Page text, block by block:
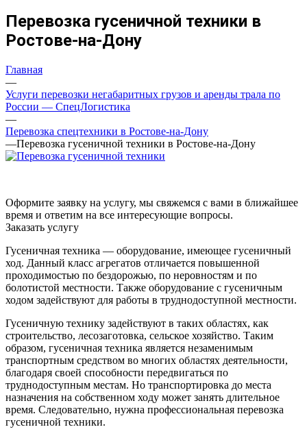
Перевозка гусеничной техники в
Ростове-на-Дону
Главная
—
Услуги перевозки негабаритных грузов и аренды трала по
России — СпецЛогистика
—
Перевозка спецтехники в Ростове-на-Дону
—Перевозка гусеничной техники в Ростове-на-Дону
Оформите заявку на услугу, мы свяжемся с вами в ближайшее
время и ответим на все интересующие вопросы.
Заказать услугу
Гусеничная техника — оборудование, имеющее гусеничный
ход. Данный класс агрегатов отличается повышенной
проходимостью по бездорожью, по неровностям и по
болотистой местности. Также оборудование с гусеничным
ходом задействуют для работы в труднодоступной местности.
Гусеничную технику задействуют в таких областях, как
строительство, лесозаготовка, сельское хозяйство. Таким
образом, гусеничная техника является незаменимым
транспортным средством во многих областях деятельности,
благодаря своей способности передвигаться по
труднодоступным местам. Но транспортировка до места
назначения на собственном ходу может занять длительное
время. Следовательно, нужна профессиональная перевозка
гусеничной техники.